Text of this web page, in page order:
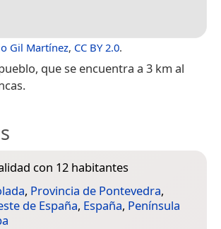
Gil Martínez, CC BY 2.0.
que se encuentra a 3 km al
con 12 habitantes
, Provincia de Pontevedra,
de España, España, Península